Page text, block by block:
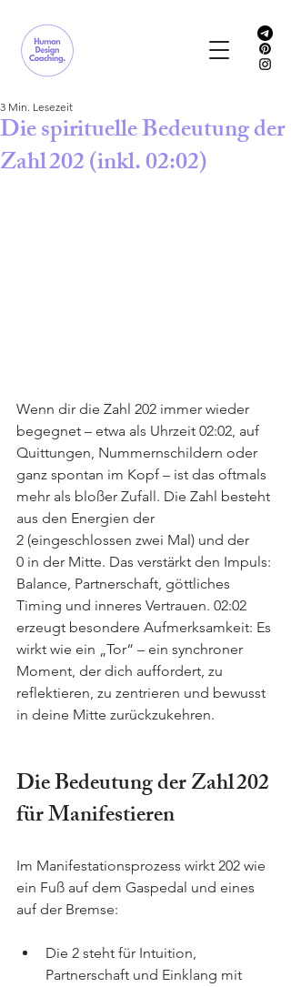
Die spirituelle Bedeutung der
Zahl 202 (inkl. 02:02)
3 Min. Lesezeit
Wenn dir die Zahl 202 immer wieder
begegnet – etwa als Uhrzeit 02:02, auf
Quittungen, Nummernschildern oder
ganz spontan im Kopf – ist das oftmals
mehr als bloßer Zufall. Die Zahl besteht
aus den Energien der
2 (eingeschlossen zwei Mal) und der
0 in der Mitte. Das verstärkt den Impuls:
Balance, Partnerschaft, göttliches
Timing und inneres Vertrauen. 02:02
erzeugt besondere Aufmerksamkeit: Es
wirkt wie ein „Tor“ – ein synchroner
Moment, der dich auffordert, zu
reflektieren, zu zentrieren und bewusst
in deine Mitte zurückzukehren.
Die Bedeutung der Zahl 202
für Manifestieren
Im Manifestationsprozess wirkt 202 wie
ein Fuß auf dem Gaspedal und eines
auf der Bremse:
Die 2 steht für Intuition,
Partnerschaft und Einklang mit